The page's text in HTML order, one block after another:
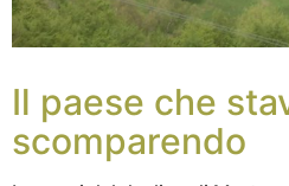
Il paese che
scomparendo